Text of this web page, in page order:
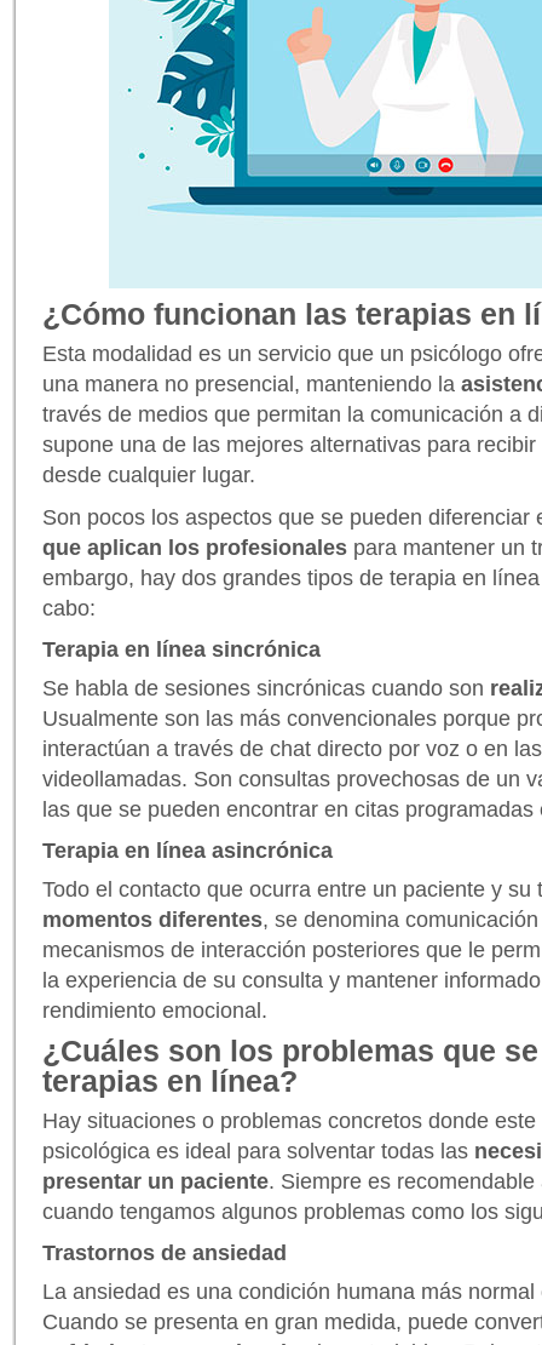
¿Cómo funcionan las terapias en
Esta modalidad es un servicio que un psicólogo
una manera no presencial, manteniendo la
través de medios que permitan la comunicación a
supone una de las mejores alternativas para
desde cualquier lugar.
Son pocos los aspectos que se pueden diferenciar
que aplican los profesionales para mantener un
embargo, hay dos grandes tipos de terapia en
cabo:
Terapia en línea sincrónica
Se habla de sesiones sincrónicas cuando son
Usualmente son las más convencionales porque
interactúan a través de chat directo por voz o en
videollamadas. Son consultas provechosas de un
las que se pueden encontrar en citas programadas
Terapia en línea asincrónica
Todo el contacto que ocurra entre un paciente y
momentos diferentes, se denomina
mecanismos de interacción posteriores que le
la experiencia de su consulta y mantener
rendimiento emocional.
¿Cuáles son los problemas que
terapias en línea?
Hay situaciones o problemas concretos donde
psicológica es ideal para solventar todas las
presentar un paciente. Siempre es
cuando tengamos algunos problemas como los
Trastornos de ansiedad
La ansiedad es una condición humana más
Cuando se presenta en gran medida, puede